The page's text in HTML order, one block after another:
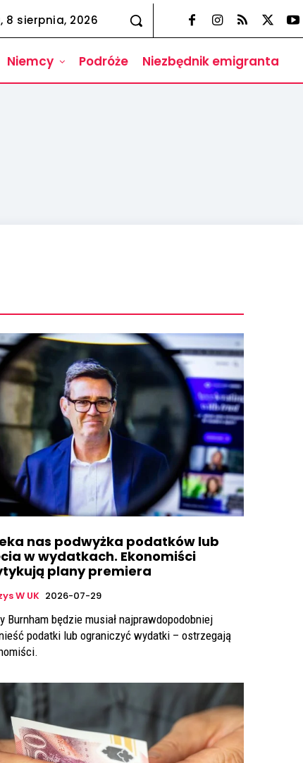
8 sierpnia, 2026
Niemcy Podróże Niezbędnik emigranta
nas podwyżka podatków lub
w wydatkach. Ekonomiści
plany premiera
W UK 2026-07-29
Burnham będzie musiał najprawdopodobniej
podatki lub ograniczyć wydatki – ostrzegają